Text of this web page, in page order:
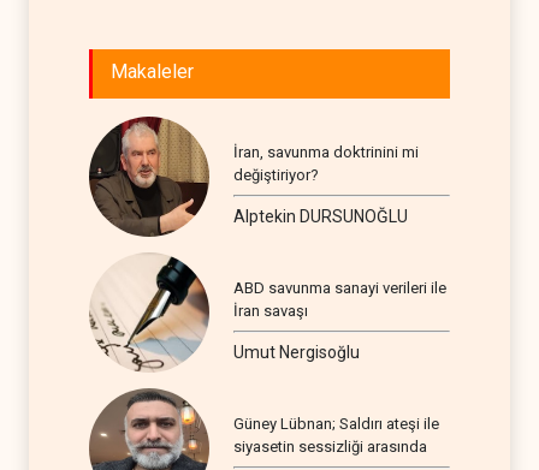
Makaleler
İran, savunma doktrinini mi
değiştiriyor?
Alptekin DURSUNOĞLU
ABD savunma sanayi verileri ile
İran savaşı
Umut Nergisoğlu
Güney Lübnan; Saldırı ateşi ile
siyasetin sessizliği arasında